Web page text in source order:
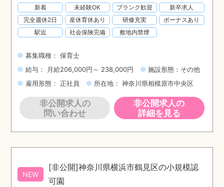
新着 未経験OK ブランク歓迎
新卒求人
完全週休2日
産休育休あり 研修充実
ボーナスあり
駅近
社会保険完備 敷地内禁煙
募集職種： 保育士
給与： 月給206,000円～ 238,000円
施設形態：その他
雇用形態： 正社員
所在地： 神奈川県相模原市中央区
非公開求人の
問い合わせ
非公開求人の
詳細を見る
NEW
[非公開]神奈川県横浜市鶴見区の小規模認
可園